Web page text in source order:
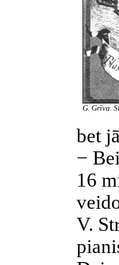
G. Grīva.
bet
−
16
V.